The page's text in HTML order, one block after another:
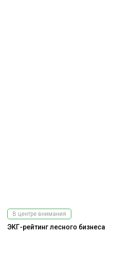
В центре внимания
ЭКГ-рейтинг лесного бизнеса